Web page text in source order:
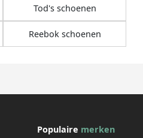
Tod's schoenen
Reebok schoenen
Populaire merken